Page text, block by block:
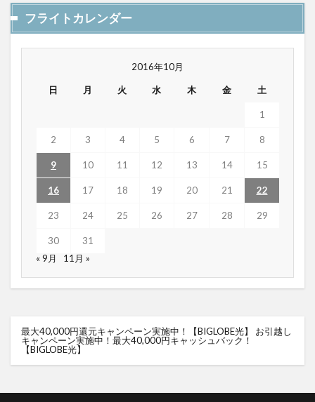
フライトカレンダー
2016年10月
日 月 火 水 木 金 土
1
2 3 4 5 6 7 8
9 10 11 12 13 14 15
16 17 18 19 20 21 22
23 24 25 26 27 28 29
30
31
« 9月
11月 »
最大40,000円還元キャンペーン実施中！【BIGLOBE光】
お引越し
キャンペーン実施中！最大40,000円キャッシュバック！
【BIGLOBE光】